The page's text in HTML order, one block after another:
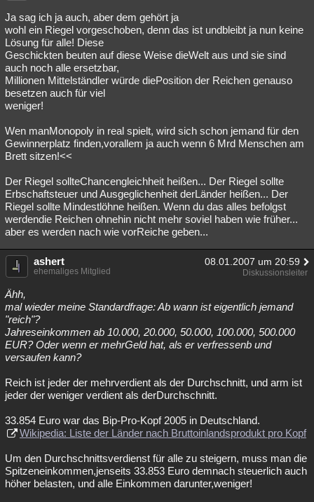
Ja sag ich ja auch, aber dem gehört ja
wohl ein Riegel vorgeschoben, denn das ist undbleibt ja nun keine
Lösung für alle! Diese
Geschickten beuten auf diese Weise dieWelt aus und sie sind
auch noch alle ersetzbar,
Millionen Mittelständler würde diePosition der Reichen genauso
besetzen auch für viel
weniger!
Wen manMonopoly in real spielt, wird sich schon jemand für den
Gewinnerplatz finden,vorallem ja auch wenn 6 Mrd Menschen am
Brett sitzen!<<
Der Riegel sollteChancengleichheit heißen... Der Riegel sollte
Erbschaftsteuer und Ausgeglichenheit derLänder heißen... Der
Riegel sollte Mindestlöhne heißen. Wenn du das alles befolgst
werdendie Reichen ohnehin nicht mehr soviel haben wie früher...
aber es werden nach wie vorReiche geben...
ashert 08.01.2007 um 20:59
ehemaliges Mitglied Diskussionsleiter
Ähh,
mal wieder meine Standardfrage: Ab wann ist eigentlich jemand
"reich"?
Jahreseinkommen ab 10.000, 20.000, 50.000, 100.000, 500.000
EUR? Oder wenn er mehrGeld hat, als er verfressenb und
versaufen kann?
Reich ist jeder der mehrverdient als der Durchschnitt, und arm ist
jeder der weniger verdient als derDurchschnitt.
33.854 Euro war das Bip-Pro-Kopf 2005 in Deutschland.
Wikipedia: Liste der Länder nach Bruttoinlandsprodukt pro Kopf
Um den Durchschnittsverdienst für alle zu steigern, muss man die
Spitzeneinkommen,jenseits 33.853 Euro demnach steuerlich auch
höher belasten, und alle Einkommen darunter,weniger!